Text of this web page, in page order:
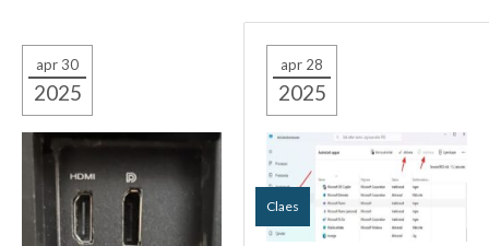
apr 30
2025
apr 28
2025
Claes